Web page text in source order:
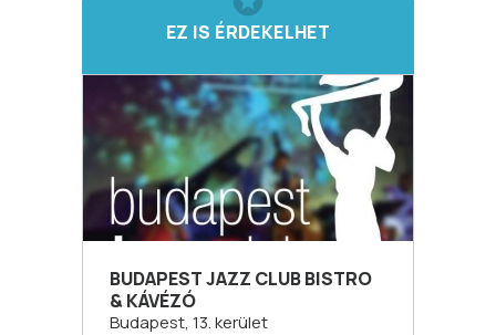
EZ IS ÉRDEKELHET
BUDAPEST JAZZ CLUB BISTRO
& KÁVÉZÓ
Budapest, 13. kerület